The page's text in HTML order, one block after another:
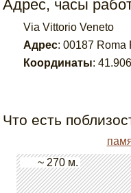
Адрес, часы
Via Vittorio Veneto
Адрес:00187 Roma
Координаты:
Что есть
~ 270 м.